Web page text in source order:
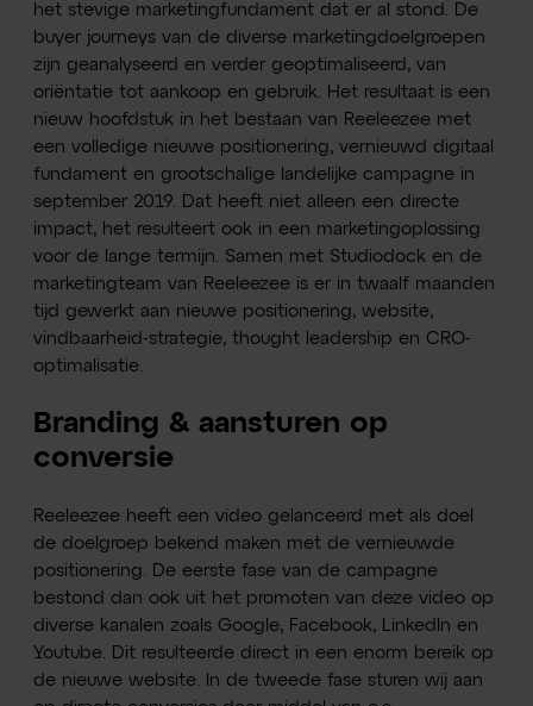
het stevige marketingfundament dat er al stond. De
buyer journeys van de diverse marketingdoelgroepen
zijn geanalyseerd en verder geoptimaliseerd, van
oriëntatie tot aankoop en gebruik. Het resultaat is een
nieuw hoofdstuk in het bestaan van Reeleezee met
een volledige nieuwe positionering, vernieuwd digitaal
fundament en grootschalige landelijke campagne in
september 2019. Dat heeft niet alleen een directe
impact, het resulteert ook in een marketingoplossing
voor de lange termijn. Samen met Studiodock en de
marketingteam van Reeleezee is er in twaalf maanden
tijd gewerkt aan nieuwe positionering, website,
vindbaarheid-strategie, thought leadership en CRO-
optimalisatie.
Branding & aansturen op
conversie
Reeleezee heeft een video gelanceerd met als doel
de doelgroep bekend maken met de vernieuwde
positionering. De eerste fase van de campagne
bestond dan ook uit het promoten van deze video op
diverse kanalen zoals Google, Facebook, LinkedIn en
Youtube. Dit resulteerde direct in een enorm bereik op
de nieuwe website. In de tweede fase sturen wij aan